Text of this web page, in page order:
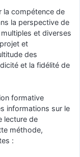
la compétence de
la perspective de
et diverses
et
des
et la fidélité de
formative
informations sur le
lecture de
méthode,
: